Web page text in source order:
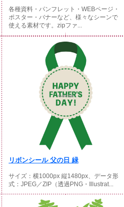
各種資料・パンフレット・WEBページ・
ポスター・バナーなど、様々なシーンで
使える素材です。zipファ...
リボンシール 父の日 緑
サイズ：横1000px 縦1480px、データ形
式：JPEG／ZIP（透過PNG・Illustrat...